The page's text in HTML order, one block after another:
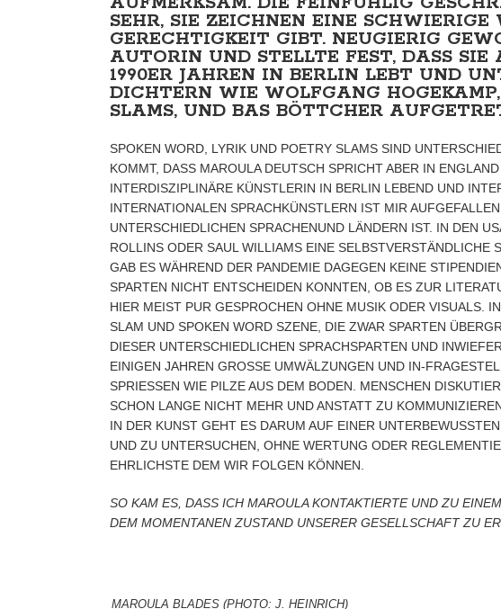
SEHR, SIE ZEICHNEN EINE
GERECHTIGKEIT GIBT. NEUGIERIG
AUTORIN UND STELLTE FEST, DASS
1990ER JAHREN IN BERLIN LEBT UND
DICHTERN WIE WOLFGANG
SLAMS, UND BAS BÖTTCHER
SPOKEN WORD, LYRIK UND POETRY SLAMS SIND
KOMMT, DASS MAROULA DEUTSCH SPRICHT ABER IN
INTERDISZIPLINÄRE KÜNSTLERIN IN BERLIN LEBEND UND
INTERNATIONALEN SPRACHKÜNSTLERN IST MIR
UNTERSCHIEDLICHEN SPRACHENUND LÄNDERN IST. IN DEN
ROLLINS ODER SAUL WILLIAMS EINE
GAB ES WÄHREND DER PANDEMIE DAGEGEN KEINE
SPARTEN NICHT ENTSCHEIDEN KONNTEN, OB ES ZUR
HIER MEIST PUR GESPROCHEN OHNE MUSIK ODER VISUALS.
LAM UND SPOKEN WORD SZENE, DIE ZWAR SPARTEN
IESER UNTERSCHIEDLICHEN SPRACHSPARTEN UND
INIGEN JAHREN GROSSE UMWÄLZUNGEN UND IN-
RIESSEN WIE PILZE AUS DEM BODEN. MENSCHEN
ON LANGE NICHT MEHR UND ANSTATT ZU KOMMUNIZIEREN
IN DER KUNST GEHT ES DARUM AUF EINER
UND ZU UNTERSUCHEN, OHNE WERTUNG ODER
EHRLICHSTE DEM WIR FOLGEN KÖNNEN.
SO KAM ES, DASS ICH MAROULA KONTAKTIERTE UND ZU
DEM MOMENTANEN ZUSTAND UNSERER GESELLSCHAFT ZU
MAROULA BLADES (PHOTO: J. HEINRICH)